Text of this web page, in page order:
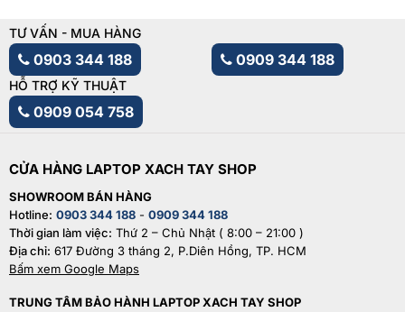
TƯ VẤN - MUA HÀNG
0903 344 188 0909 344 188
HỖ TRỢ KỸ THUẬT
0909 054 758
CỬA HÀNG LAPTOP XACH TAY SHOP
SHOWROOM BÁN HÀNG
Hotline: 0903 344 188 - 0909 344 188
Thời gian làm việc: Thứ 2 – Chủ Nhật ( 8:00 – 21:00 )
Địa chỉ: 617 Đường 3 tháng 2, P.Diên Hồng, TP. HCM
Bấm xem Google Maps
TRUNG TÂM BẢO HÀNH LAPTOP XACH TAY SHOP